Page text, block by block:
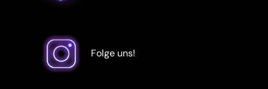
Folge uns!